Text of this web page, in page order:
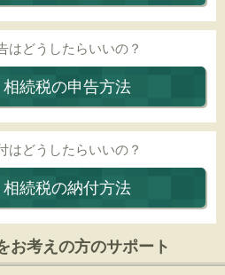
はどうしたらいいの？
相続税の申告方法
はどうしたらいいの？
相続税の納付方法
お考えの方のサポート